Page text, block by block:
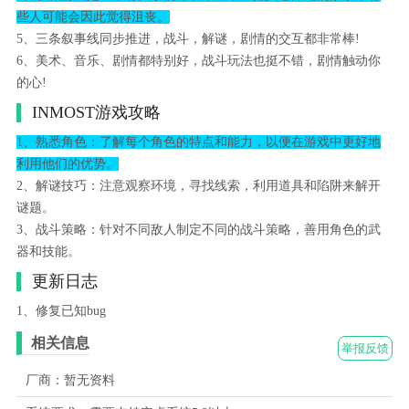
些人可能会因此觉得沮丧。
5、三条叙事线同步推进，战斗，解谜，剧情的交互都非常棒!
6、美术、音乐、剧情都特别好，战斗玩法也挺不错，剧情触动你
的心!
INMOST游戏攻略
1、熟悉角色：了解每个角色的特点和能力，以便在游戏中更好地
利用他们的优势。
2、解谜技巧：注意观察环境，寻找线索，利用道具和陷阱来解开
谜题。
3、战斗策略：针对不同敌人制定不同的战斗策略，善用角色的武
器和技能。
更新日志
1、修复已知bug
举报反馈
相关信息
厂商：暂无资料